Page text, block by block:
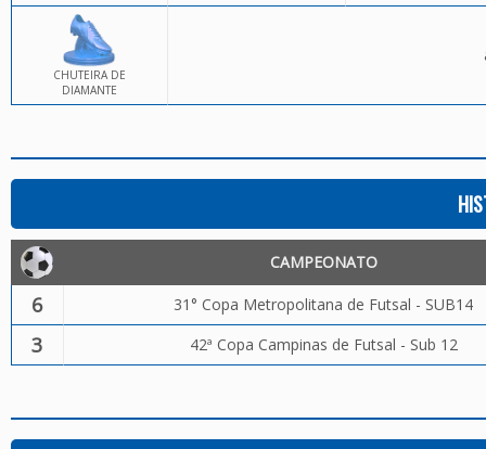
CHUTEIRA DE
DIAMANTE
CAMPEONATO
6 31° Copa Metropolitana de Futsal - SUB14
3 42ª Copa Campinas de Futsal - Sub 12